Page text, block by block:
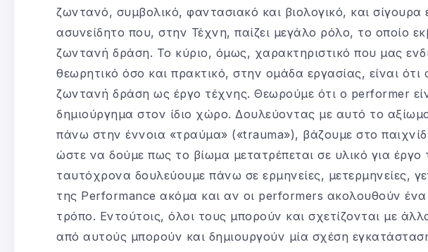
ζωντανό, συμβολικό, φαντασιακό και βιολογικό, και σίγουρα
ασυνείδητο που, στην Τέχνη, παίζει μεγάλο ρόλο, το οποίο
ζωντανή δράση. Το κύριο, όμως, χαρακτηριστικό που μας
θεωρητικό όσο και πρακτικό, στην ομάδα εργασίας, είναι ότι
ζωντανή δράση ως έργο τέχνης. Θεωρούμε ότι ο performer
δημιούργημα στον ίδιο χώρο. Δουλεύοντας με αυτό το
πάνω στην έννοια «τραύμα» («trauma»), βάζουμε στο
ώστε να δούμε πως το βίωμα μετατρέπεται σε υλικό για έργο
ταυτόχρονα δουλεύουμε πάνω σε ερμηνείες, μετερμηνείες,
της Performance ακόμα και αν οι performers ακολουθούν ένα
τρόπο. Εντούτοις, όλοι τους μπορούν και σχετίζονται με
από αυτούς μπορούν και δημιουργούν μία σχέση